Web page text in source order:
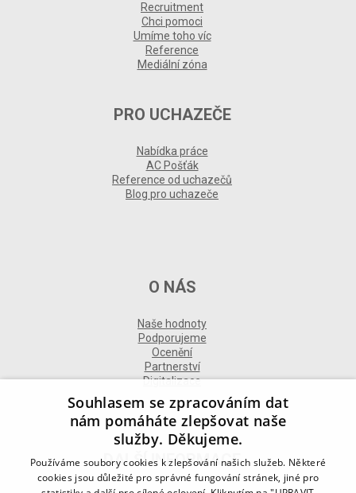
Recruitment
Chci pomoci
Umíme toho víc
Reference
Mediální zóna
PRO UCHAZEČE
Nabídka práce
AC Pošťák
Reference od uchazečů
Blog pro uchazeče
O NÁS
Naše hodnoty
Podporujeme
Ocenění
Partnerství
Digitalizace
DALŠÍ INFORMACE
Souhlasem se zpracováním dat
nám pomáháte zlepšovat naše
služby. Děkujeme.
Používáme soubory cookies k zlepšování našich služeb. Některé
cookies jsou důležité pro správné fungování stránek, jiné pro